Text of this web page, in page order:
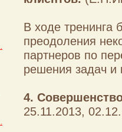
В ходе тренинга
преодоления
партнеров по
решения задач и
4.
25.11.2013,